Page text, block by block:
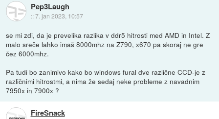
Pep3Laugh
::7. jan 2023, 10:57
se mi zdi, da je prevelika razlika v ddr5 hitrosti med AMD in Intel. Z
malo sreče lahko imaš 8000mhz na Z790, x670 pa skoraj ne gre
čez 6000mhz.
Pa tudi bo zanimivo kako bo windows fural dve različne CCD-je z
različnimi hitrostmi, a nima že sedaj neke probleme z navadnim
7950x in 7900x ?
FireSnack